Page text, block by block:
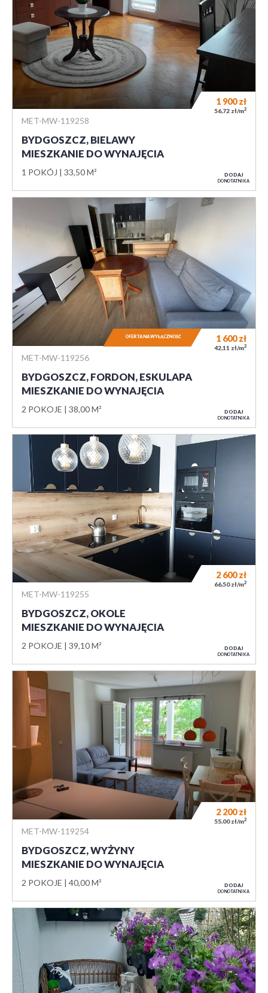
MET-MW-119258
BYDGOSZCZ, BIELAWY
MIESZKANIE DO WYNAJĘCIA
1 POKÓJ 33,50 M²
1 900zł
56,72 zł/m2
DODAJ
DO NOTATNIKA
MET-MW-119256
BYDGOSZCZ, FORDON, ESKULAPA
MIESZKANIE DO WYNAJĘCIA
2 POKOJE 38,00 M²
1 600zł
42,11 zł/m2
OFERTA NA WYŁĄCZNOŚĆ
DODAJ
DO NOTATNIKA
MET-MW-119255
BYDGOSZCZ, OKOLE
MIESZKANIE DO WYNAJĘCIA
2 POKOJE 39,10 M²
2 600zł
66,50 zł/m2
DODAJ
DO NOTATNIKA
MET-MW-119254
BYDGOSZCZ, WYŻYNY
MIESZKANIE DO WYNAJĘCIA
2 POKOJE 40,00 M²
2 200zł
55,00 zł/m2
DODAJ
DO NOTATNIKA